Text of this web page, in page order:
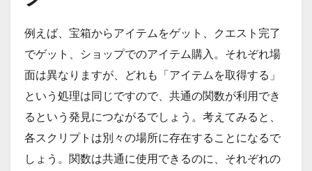
例えば、宝箱からアイテムをゲット、クエスト完了
でゲット、ショップでのアイテム購入。それぞれ場
面は異なりますが、どれも「アイテムを取得する」
という処理は同じですので、共通の関数が利用でき
るという発見につながるでしょう。考えてみると、
各スクリプトは別々の場所に存在することになるで
しょう。関数は共通に使用できるのに、それぞれの